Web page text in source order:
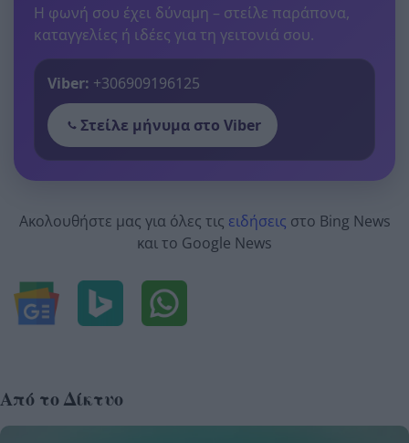
Η φωνή σου έχει δύναμη – στείλε παράπονα,
καταγγελίες ή ιδέες για τη γειτονιά σου.
Viber: +306909196125
Στείλε μήνυμα στο Viber
Ακολουθήστε μας για όλες τις ειδήσεις στο Bing News
και το Google News
Από το Δίκτυο